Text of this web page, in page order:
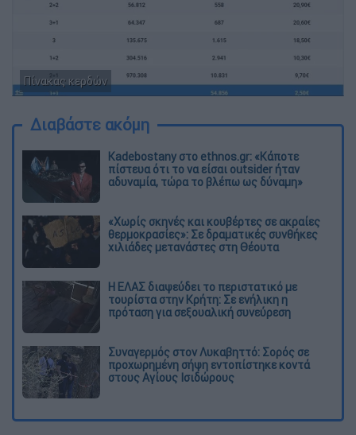
Πίνακας κερδών
Διαβάστε ακόμη
Kadebostany στο ethnos.gr: «Κάποτε
πίστευα ότι το να είσαι outsider ήταν
αδυναμία, τώρα το βλέπω ως δύναμη»
«Χωρίς σκηνές και κουβέρτες σε ακραίες
θερμοκρασίες»: Σε δραματικές συνθήκες
χιλιάδες μετανάστες στη Θέουτα
Η ΕΛΑΣ διαψεύδει το περιστατικό με
τουρίστα στην Κρήτη: Σε ενήλικη η
πρόταση για σεξουαλική συνεύρεση
Συναγερμός στον Λυκαβηττό: Σορός σε
προχωρημένη σήψη εντοπίστηκε κοντά
στους Αγίους Ισιδώρους